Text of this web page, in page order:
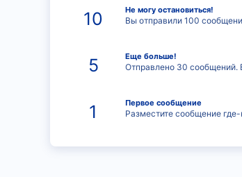
10 Не могу остановиться!
Вы отправили 100
5 Еще больше!
Отправлено 30 сообщений.
1 Первое сообщение
Разместите сообщение